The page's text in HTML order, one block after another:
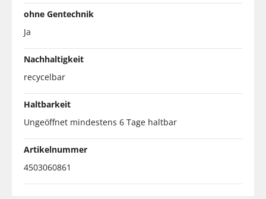
ohne Gentechnik
Ja
Nachhaltigkeit
recycelbar
Haltbarkeit
Ungeöffnet mindestens 6 Tage haltbar
Artikelnummer
4503060861